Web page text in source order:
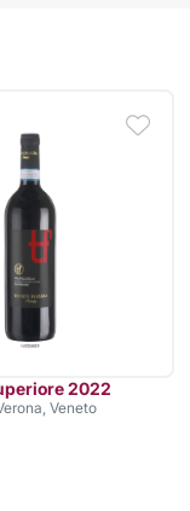
2022
Veneto